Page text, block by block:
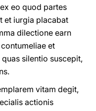
eo quod partes
et iurgia placabat
dilectione earn
et
silentio suscepit,
vitam degit,
actionis